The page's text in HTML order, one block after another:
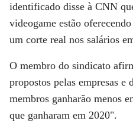
identificado disse à CNN
videogame estão
um corte real nos salários
O membro do sindicato
propostos pelas empresas
membros ganharão menos
que ganharam em 2020".